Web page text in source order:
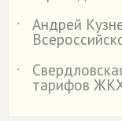
˙
Андрей
˙
тарифов